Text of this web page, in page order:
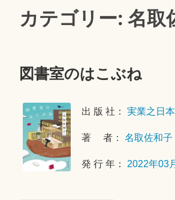
カテゴリー: 名取
図書室のはこぶね
出 版 社：実業之日
著 者：名取佐和子
発 行 年： 2022年03